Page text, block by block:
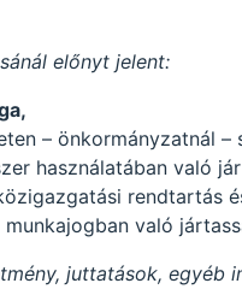
előnyt jelent:
– önkormányzatnál
használatában való
rendtartás
való
juttatások, egyéb